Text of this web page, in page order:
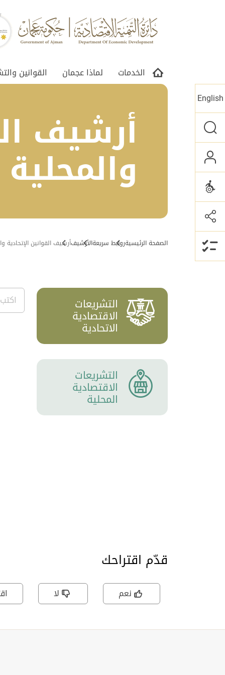
الخدمات لماذا عجمان
القوانين
English
أرشيف
والمحلية
الصفحة الرئيسيةروابط سريعةالأرشيفأرشيف القوانين الإتحادية
التشريعات
الاقتصادية
الاتحادية
التشريعات
الاقتصادية
المحلية
قدّم اقتراحك
نعم لا